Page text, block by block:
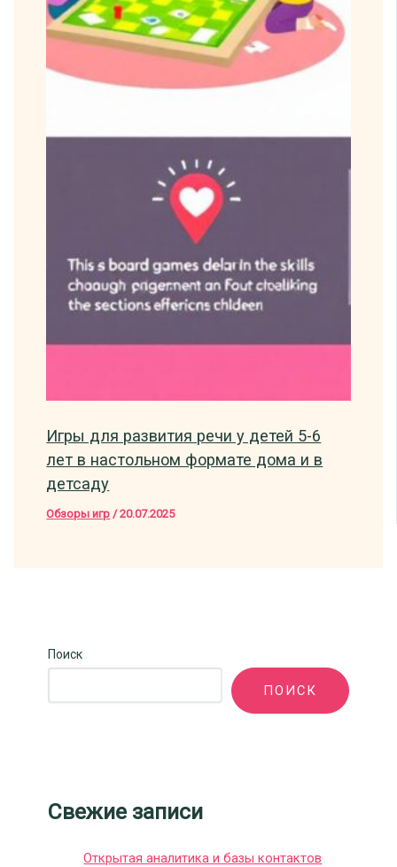
Игры для развития речи у детей 5-6
лет в настольном формате дома и в
детсаду
Обзоры игр /20.07.2025
Поиск
ПОИСК
Свежие записи
Открытая аналитика и базы контактов